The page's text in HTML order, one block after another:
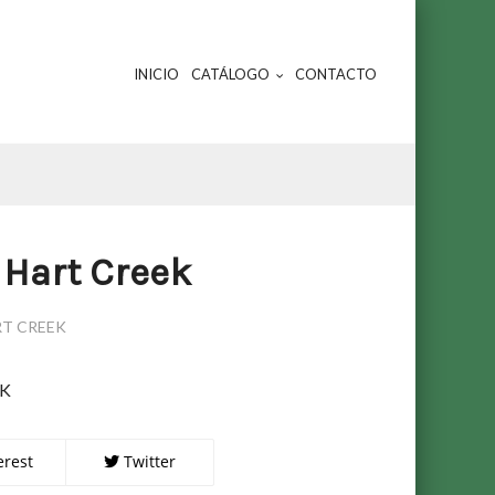
INICIO CATÁLOGO CONTACTO
Creek
CREEK
Twitter